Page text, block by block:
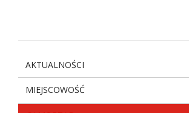
AKTUALNOŚCI
MIEJSCOWOŚĆ